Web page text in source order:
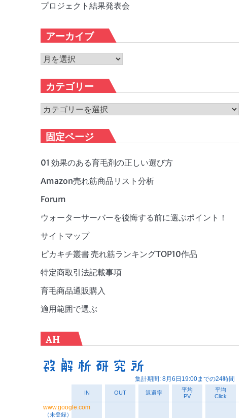
プロジェクト結果発表会
アーカイブ
ア
カ
イ
ブ
カテゴリー
カ
ゴ
リ
ー
固定ページ
01 効果のある育毛剤の正しい選び方
Amazon売れ筋商品リスト分析
Forum
ウォーターサーバーを後悔する前に選ぶポイント！
サイトマップ
ピカキチ叢書 売れ筋ランキングTOP10作品
特定商取引法記載事項
育毛商品通販購入
適用範囲で選ぶ
AH